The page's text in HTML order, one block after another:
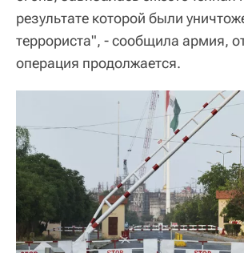
результате которой были
террориста", - сообщила армия,
операция продолжается.